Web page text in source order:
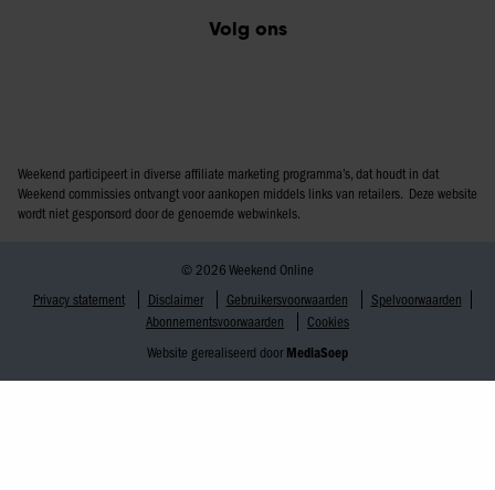
Volg ons
Weekend participeert in diverse affiliate marketing programma’s, dat houdt in dat
Weekend commissies ontvangt voor aankopen middels links van retailers. Deze website
wordt niet gesponsord door de genoemde webwinkels.
© 2026 Weekend Online
Privacy statement
Disclaimer Gebruikersvoorwaarden
Spelvoorwaarden
Abonnementsvoorwaarden
Cookies
Website gerealiseerd door MediaSoep